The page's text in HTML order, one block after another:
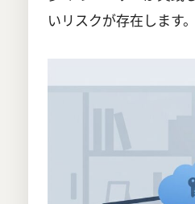
いリスクが存在します。